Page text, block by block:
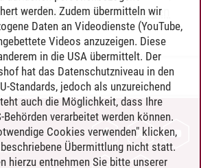
und Sonderveranstaltungen
werden. Zudem übermitteln wir
Daten an Videodienste (YouTube,
Videos anzuzeigen. Diese
in die USA übermittelt. Der
hat das Datenschutzniveau in den
Standards, jedoch als unzureichend
auch die Möglichkeit, dass Ihre
Behörden verarbeitet werden können.
Cookies verwenden" klicken,
Übermittlung nicht statt.
hierzu entnehmen Sie bitte unserer